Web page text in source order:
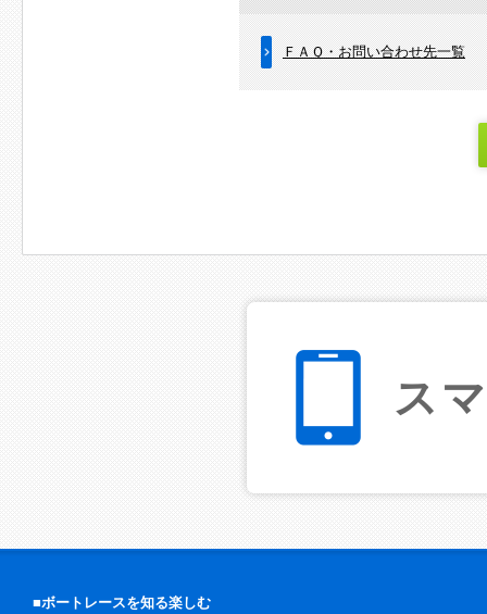
ＦＡＱ・お問い合わせ先一覧
ス
■ボートレースを知る楽しむ